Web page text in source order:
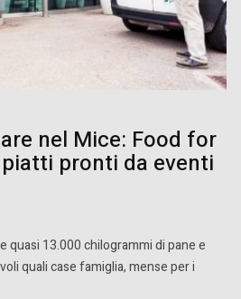
nel Mice: Food for
pronti da eventi
quasi 13.000 chilogrammi di pane e
quali case famiglia, mense per i